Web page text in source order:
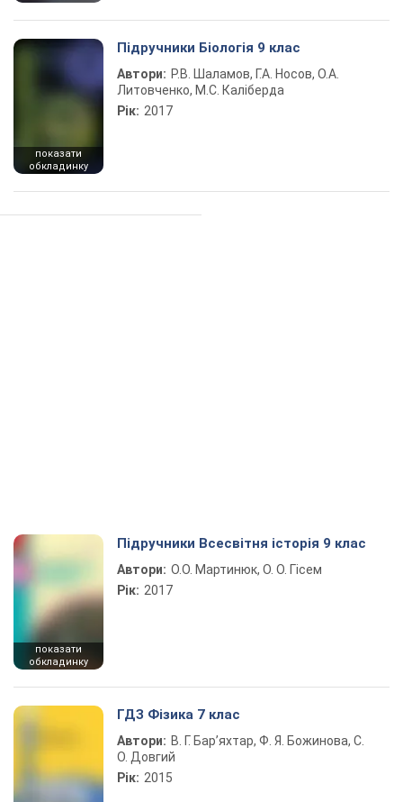
показати
обкладинку
Підручники Біологія 9 клас
Автори: Р.В. Шаламов, Г.А. Носов, О.А.
Литовченко, М.С. Каліберда
Рік: 2017
показати
обкладинку
Підручники Всесвітня історія 9 клас
Автори: О.О. Мартинюк, О. О. Гісем
Рік: 2017
ГДЗ Фізика 7 клас
Автори: В. Г. Бар’яхтар, Ф. Я. Божинова, С.
О. Довгий
Рік: 2015